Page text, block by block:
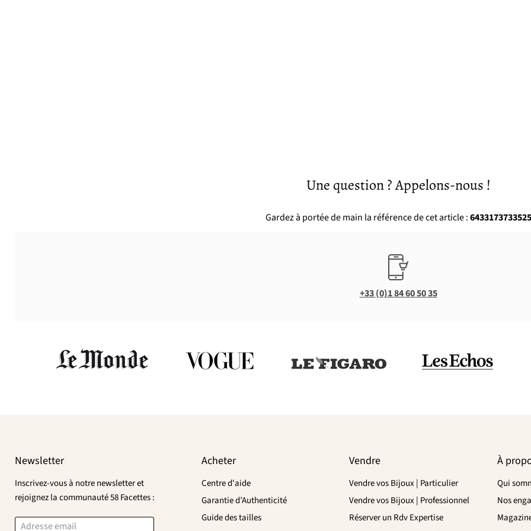
Une question ? Appelons-nous !
Gardez à portée de main la référence de cet article :6433173733525
+33 (0)1 84 60 50 35
Newsletter
Inscrivez-vous à notre newsletter et
rejoignez la communauté 58 Facettes :
Adresse email
Acheter
Centre d'aide
Garantie d’Authenticité
Guide des tailles
Vendre
Vendre vos Bijoux | Particulier
Vendre vos Bijoux | Professionnel
Réserver un Rdv Expertise
À
Qui
Nos